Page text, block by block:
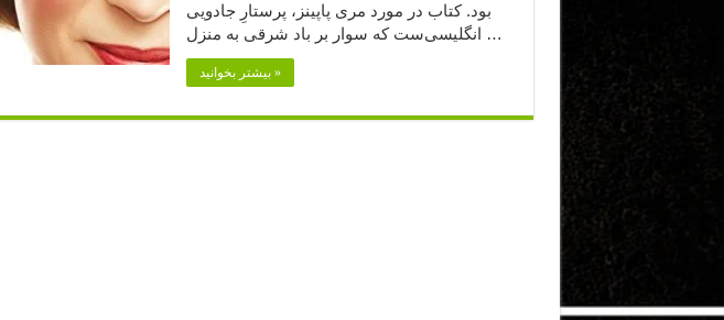
بود. کتاب در مورد مری پاپینز، پرستارِ جادویی
انگلیسی‌ست که سوار بر باد شرقی به منزل …
بیشتر بخوانید »